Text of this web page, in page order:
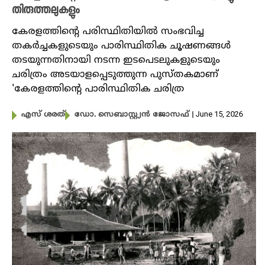
തിരുത്തലുകളും
കേരളത്തിന്റെ പരിസ്ഥിതിയിൽ സംഭവിച്ച
തക‍ർച്ചകളുടെയും പാരിസ്ഥിതിക ചൂഷണങ്ങൾ
തടയുന്നതിനായി നടന്ന ഇടപെടലുകളുടെയും
ചരിത്രം അടയാളപ്പെടുത്തുന്ന പുസ്തകമാണ്
'കേരളത്തിന്റെ പാരിസ്ഥിതിക ചരിത്ര
എസ് ശരത് ഡോ. സെബാസ്റ്റ്യൻ ജോസഫ് | June 15, 2026